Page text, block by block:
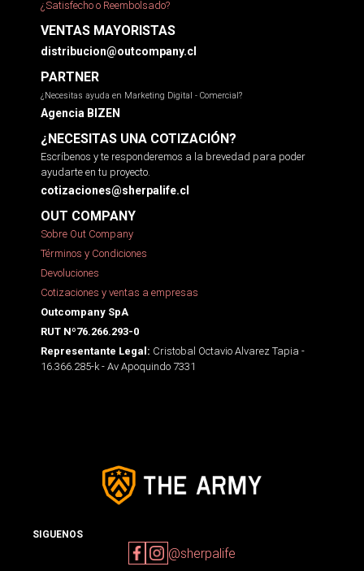
¿Satisfecho o Reembolsado?
VENTAS MAYORISTAS
distribucion@outcompany.cl
PARTNER
¿Necesitas ayuda en Marketing Digital - Comercial?
Agencia BIZEN
¿NECESITAS UNA COTIZACIÓN?
Escríbenos y te responderemos a la brevedad para poder
ayudarte en tu proyecto.
cotizaciones@sherpalife.cl
OUT COMPANY
Sobre Out Company
Términos y Condiciones
Devoluciones
Cotizaciones y ventas a empresas
Outcompany SpA
RUT Nº76.266.293-0
Representante Legal: Cristobal Octavio Alvarez Tapia -
16.366.285-k - Av Apoquindo 7331
SIGUENOS
@sherpalife